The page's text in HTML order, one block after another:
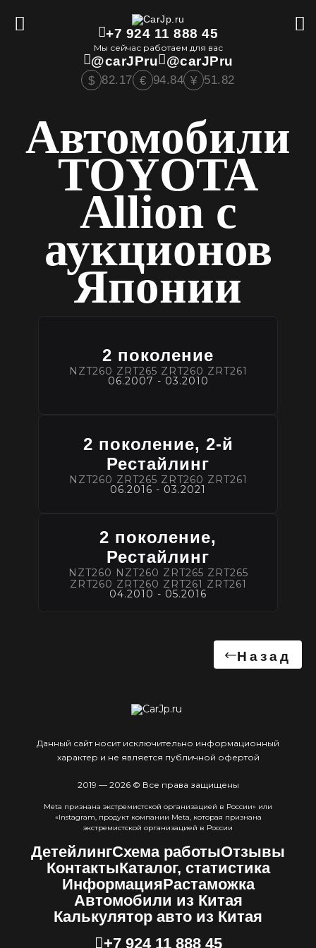
+7 924 11 888 45
Мы сейчас работаем для вас
@carJPru @carJPru
$ 82.17 € 94.84 ¥ 51.82
Автомобили
TOYOTA
Allion с
аукционов
Японии
2 поколение
NZT260 ZRT265 ZRT260 ZRT261
06.2007 - 03.2010
2 поколение, 2-й
Рестайлинг
NZT260 ZRT265 ZRT260 ZRT261
06.2016 - 03.2021
2 поколение,
Рестайлинг
NZT260 NZT260 ZRT265 ZRT265
ZRT260 ZRT260 ZRT261 ZRT261
04.2010 - 05.2016
Назад
Данный сайт носит исключительно информационный
характер и не является публичной офертой
2019 — 2026 © Все права защищены
Meta признана экстремистcкой организацией в России» или
«Instagram, продукт компании Meta, которая признана
экстремистской организацией в России
ДетейлингСхема работыОтзывы
КонтактыКаталог, статистика
ИнформацияРастаможка
Автомобили из Китая
Калькулятор авто из Китая
+7 924 11 888 45